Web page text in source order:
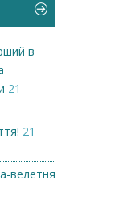
в
21
21
велетня